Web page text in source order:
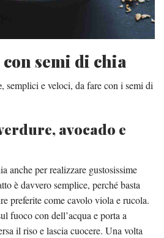
semi di chia
, semplici e veloci, da fare con i semi di
avocado e
anche per realizzare gustosissime
è davvero semplice, perché basta
preferite come cavolo viola e rucola.
fuoco con dell’acqua e porta a
il riso e lascia cuocere. Una volta